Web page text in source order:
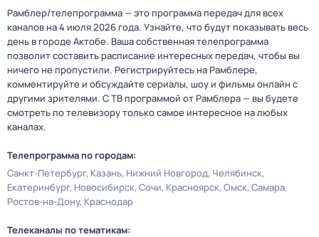
Рамблер/телепрограмма — это программа передач для всех
каналов на 4 июля 2026 года. Узнайте, что будут показывать весь
день в городе Актобе. Ваша собственная телепрограмма
позволит составить расписание интересных передач, чтобы вы
ничего не пропустили. Регистрируйтесь на Рамблере,
комментируйте и обсуждайте сериалы, шоу и фильмы онлайн с
другими зрителями. С ТВ программой от Рамблера — вы будете
смотреть по телевизору только самое интересное на любых
каналах.
Телепрограмма по городам:
Санкт-Петербург Казань Нижний Новгород Челябинск
Екатеринбург Новосибирск Сочи Красноярск Омск Самара
Ростов-на-Дону Краснодар
Телеканалы по тематикам: